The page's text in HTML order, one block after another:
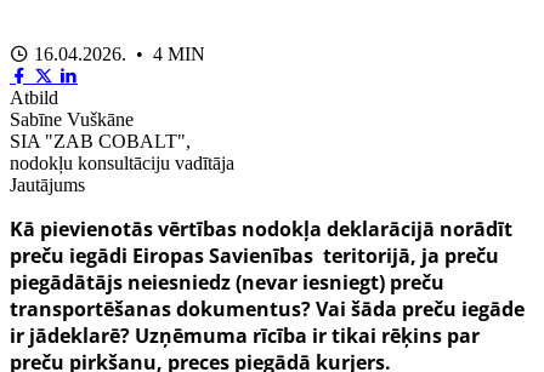
16.04.2026. • 4 MIN
Atbild
Sabīne Vuškāne
SIA "ZAB COBALT",
nodokļu konsultāciju vadītāja
Jautājums
Kā pievienotās vērtības nodokļa deklarācijā norādīt
preču iegādi Eiropas Savienības teritorijā, ja preču
piegādātājs neiesniedz (nevar iesniegt) preču
transportēšanas dokumentus? Vai šāda preču iegāde
ir jādeklarē? Uzņēmuma rīcība ir tikai rēķins par
preču pirkšanu, preces piegādā kurjers.